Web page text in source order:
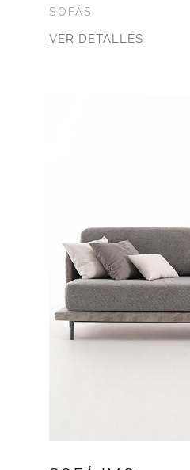
SOFÁS
VER DETALLES